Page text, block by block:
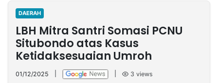
Nasional
International
Olahraga
Entertainment
Daerah
Pariwisata
Kuliner
Kolom
Network
DAERAH
LBH Mitra Santri Somasi PCNU
Situbondo atas Kasus
Ketidaksesuaian Umroh
01/12/2025 3 views